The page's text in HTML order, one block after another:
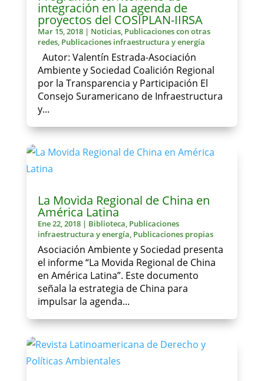
integración en la agenda de
proyectos del COSIPLAN-IIRSA
Mar 15, 2018| Noticias, Publicaciones con otras
redes, Publicaciones infraestructura y energía
Autor: Valentín Estrada-Asociación
Ambiente y Sociedad Coalición Regional
por la Transparencia y Participación El
Consejo Suramericano de Infraestructura
y...
La Movida Regional de China en
América Latina
Ene 22, 2018| Biblioteca, Publicaciones
infraestructura y energía, Publicaciones propias
Asociación Ambiente y Sociedad presenta
el informe “La Movida Regional de China
en América Latina”. Este documento
señala la estrategia de China para
impulsar la agenda...